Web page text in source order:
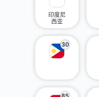
印度尼
西亚
30